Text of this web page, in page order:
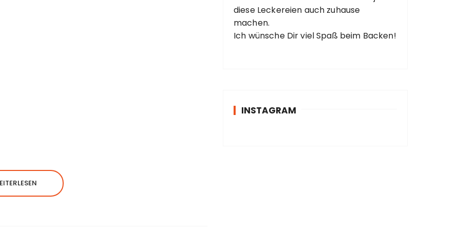
diese Leckereien auch zuhause
machen.
Ich wünsche Dir viel Spaß beim Backen!
INSTAGRAM